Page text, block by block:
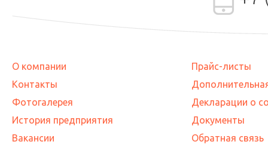
О компании
Контакты
Фотогалерея
История предприятия
Вакансии
Прайс-листы
Декларации о
Документы
Обратная связь